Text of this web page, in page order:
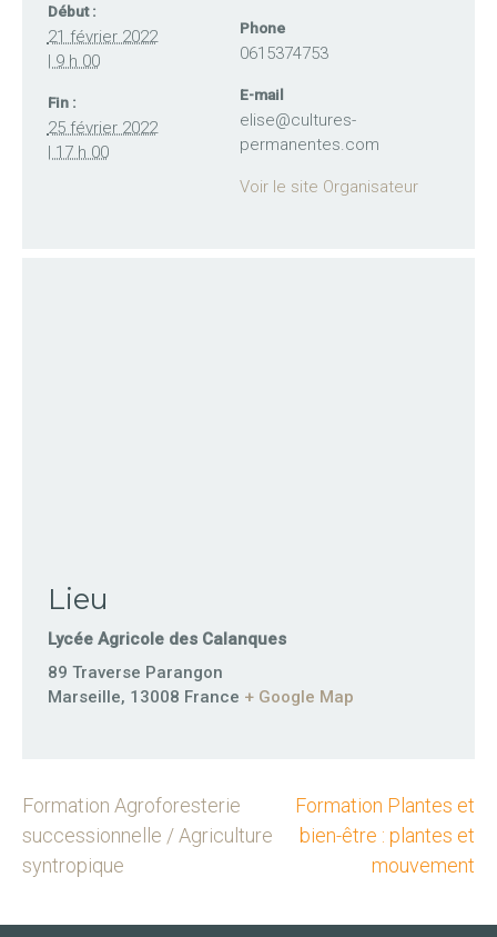
Début :
21 février 2022
| 9 h 00
Fin :
25 février 2022
| 17 h 00
Phone
0615374753
E-mail
elise@cultures-
permanentes.com
Voir le site Organisateur
Lieu
Lycée Agricole des Calanques
89 Traverse Parangon
Marseille, 13008 France + Google Map
Formation Agroforesterie
successionnelle / Agriculture
syntropique
Formation Plantes et
bien-être : plantes et
mouvement